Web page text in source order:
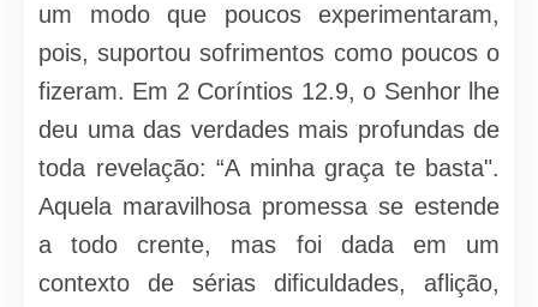
um modo que poucos experimentaram,
pois, suportou sofrimentos como poucos o
fizeram. Em 2 Coríntios 12.9, o Senhor lhe
deu uma das verdades mais profundas de
toda revelação: “A minha graça te basta".
Aquela maravilhosa promessa se estende
a todo crente, mas foi dada em um
contexto de sérias dificuldades, aflição,